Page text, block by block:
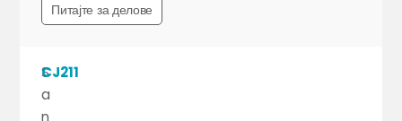
Питајте за делове
S
a
n
CJ211